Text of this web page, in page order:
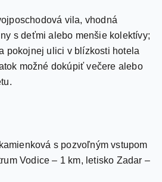
pokojnej ulici v blízkosti hotela
možné dokúpiť večere alebo
s pozvoľným vstupom